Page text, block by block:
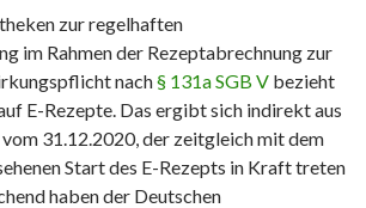
zur regelhaften
im Rahmen der Rezeptabrechnung zur
nach§ 131a SGB V bezieht
E-Rezepte. Das ergibt sich indirekt aus
31.12.2020, der zeitgleich mit dem
Start des E-Rezepts in Kraft treten
haben der Deutschen